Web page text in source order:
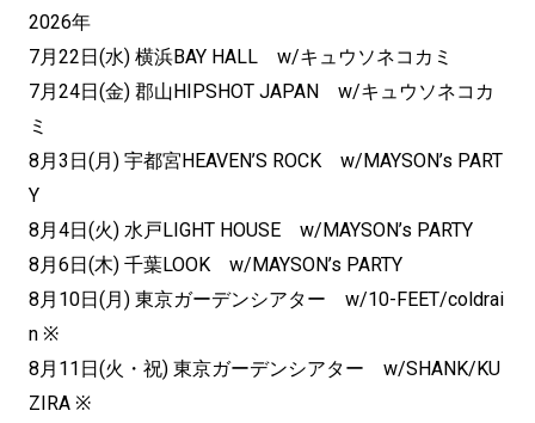
2026年
7月22日(水) 横浜BAY HALL w/キュウソネコカミ
7月24日(金) 郡山HIPSHOT JAPAN w/キュウソネコカ
ミ
8月3日(月) 宇都宮HEAVEN’S ROCK w/MAYSON’s PART
Y
8月4日(火) 水戸LIGHT HOUSE w/MAYSON’s PARTY
8月6日(木) 千葉LOOK w/MAYSON’s PARTY
8月10日(月) 東京ガーデンシアター w/10-FEET/coldrai
n ※
8月11日(火・祝) 東京ガーデンシアター w/SHANK/KU
ZIRA ※